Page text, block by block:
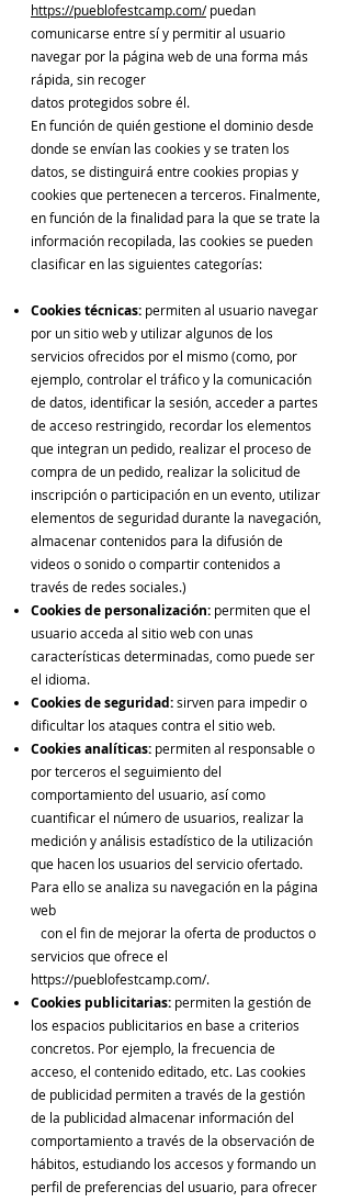
https://pueblofestcamp.com/puedan
comunicarse entre sí y permitir al usuario
navegar por la página web de una forma más
rápida, sin recoger
datos protegidos sobre él.
En función de quién gestione el dominio desde
donde se envían las cookies y se traten los
datos, se distinguirá entre cookies propias y
cookies que pertenecen a terceros. Finalmente,
en función de la finalidad para la que se trate la
información recopilada, las cookies se pueden
clasificar en las siguientes categorías:
Cookies técnicas: permiten al usuario navegar
por un sitio web y utilizar algunos de los
servicios ofrecidos por el mismo (como, por
ejemplo, controlar el tráfico y la comunicación
de datos, identificar la sesión, acceder a partes
de acceso restringido, recordar los elementos
que integran un pedido, realizar el proceso de
compra de un pedido, realizar la solicitud de
inscripción o participación en un evento, utilizar
elementos de seguridad durante la navegación,
almacenar contenidos para la difusión de
videos o sonido o compartir contenidos a
través de redes sociales.)
Cookies de personalización: permiten que el
usuario acceda al sitio web con unas
características determinadas, como puede ser
el idioma.
Cookies de seguridad:sirven para impedir o
dificultar los ataques contra el sitio web.
Cookies analíticas: permiten al responsable o
por terceros el seguimiento del
comportamiento del usuario, así como
cuantificar el número de usuarios, realizar la
medición y análisis estadístico de la utilización
que hacen los usuarios del servicio ofertado.
Para ello se analiza su navegación en la página
web
con el fin de mejorar la oferta de productos o
servicios que ofrece el
https://pueblofestcamp.com/.
Cookies publicitarias: permiten la gestión de
los espacios publicitarios en base a criterios
concretos. Por ejemplo, la frecuencia de
acceso, el contenido editado, etc. Las cookies
de publicidad permiten a través de la gestión
de la publicidad almacenar información del
comportamiento a través de la observación de
hábitos, estudiando los accesos y formando un
perfil de preferencias del usuario, para ofrecer